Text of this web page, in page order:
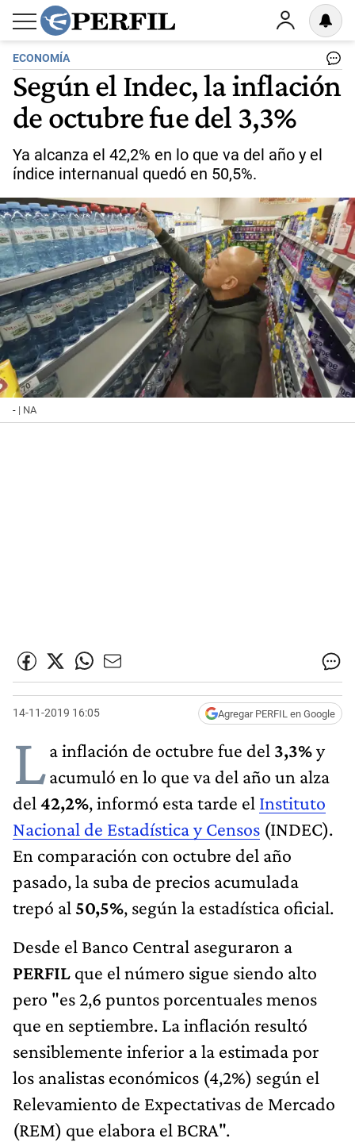
ECONOMÍA
Según el Indec, la inflación
de octubre fue del 3,3%
Ya alcanza el 42,2% en lo que va del año y el
índice internanual quedó en 50,5%.
- | NA
14-11-2019 16:05 Agregar PERFIL en Google
La inflación de octubre fue del 3,3%y
acumuló en lo que va del año un alza
del 42,2%, informó esta tarde el Instituto
Nacional de Estadística y Censos (INDEC).
En comparación con octubre del año
pasado, la suba de precios acumulada
trepó al 50,5%, según la estadística oficial.
Desde el Banco Central aseguraron a
PERFIL que el número sigue siendo alto
pero "es 2,6 puntos porcentuales menos
que en septiembre. La inflación resultó
sensiblemente inferior a la estimada por
los analistas económicos (4,2%) según el
Relevamiento de Expectativas de Mercado
(REM) que elabora el BCRA".